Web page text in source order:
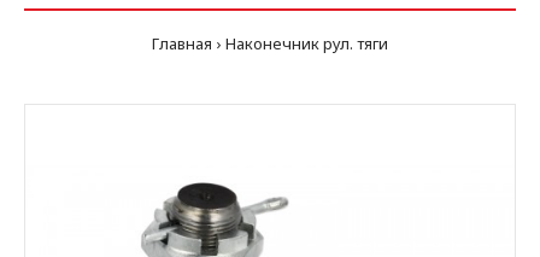
Главная Наконечник рул. тяги